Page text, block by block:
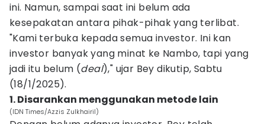
ini. Namun, sampai saat ini belum ada
kesepakatan antara pihak-pihak yang terlibat.
"Kami terbuka kepada semua investor. Ini kan
investor banyak yang minat ke Nambo, tapi yang
jadi itu belum (deal)," ujar Bey dikutip, Sabtu
(18/1/2025).
1. Disarankan menggunakan metode lain
(IDN Times/Azzis Zulkhairil)